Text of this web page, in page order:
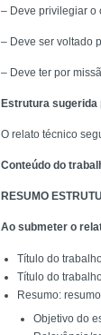
– Deve privilegiar o
– Deve ser voltado
– Deve ter por
Estrutura
O relato técnico
Conteúdo do
RESUMO
Ao submeter o
Título do
Título do
Resumo:
Objetivo do